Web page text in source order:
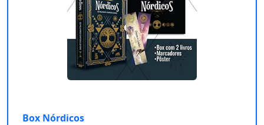
Box Nórdicos